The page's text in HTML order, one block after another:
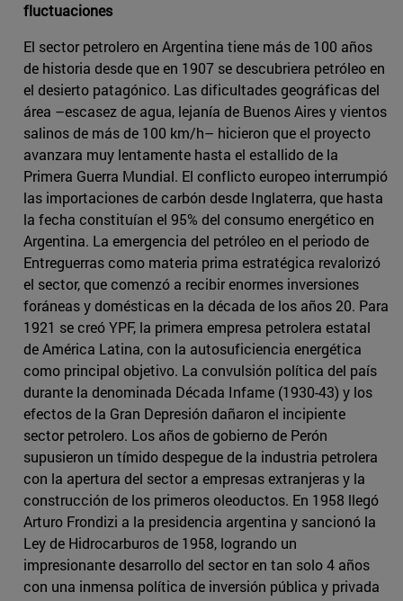
fluctuaciones
El sector petrolero en Argentina tiene más de 100 años
de historia desde que en 1907 se descubriera petróleo en
el desierto patagónico. Las dificultades geográficas del
área –escasez de agua, lejanía de Buenos Aires y vientos
salinos de más de 100 km/h– hicieron que el proyecto
avanzara muy lentamente hasta el estallido de la
Primera Guerra Mundial. El conflicto europeo interrumpió
las importaciones de carbón desde Inglaterra, que hasta
la fecha constituían el 95% del consumo energético en
Argentina. La emergencia del petróleo en el periodo de
Entreguerras como materia prima estratégica revalorizó
el sector, que comenzó a recibir enormes inversiones
foráneas y domésticas en la década de los años 20. Para
1921 se creó YPF, la primera empresa petrolera estatal
de América Latina, con la autosuficiencia energética
como principal objetivo. La convulsión política del país
durante la denominada Década Infame (1930-43) y los
efectos de la Gran Depresión dañaron el incipiente
sector petrolero. Los años de gobierno de Perón
supusieron un tímido despegue de la industria petrolera
con la apertura del sector a empresas extranjeras y la
construcción de los primeros oleoductos. En 1958 llegó
Arturo Frondizi a la presidencia argentina y sancionó la
Ley de Hidrocarburos de 1958, logrando un
impresionante desarrollo del sector en tan solo 4 años
con una inmensa política de inversión pública y privada